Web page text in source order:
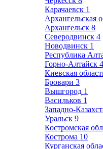
Карачаевск 1
Архангельская
Архангельск 8
Северодвинск 4
Новодвинск 1
Республика
Горно-Алтайск 4
Киевская
Бровари 3
Вышгород 1
Васильков 1
Западно-
Уральск 9
Костромская
Кострома 10
Курганская